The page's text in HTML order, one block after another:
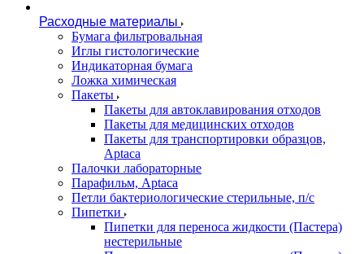
Расходные материалы
Бумага фильтровальная
Иглы гистологические
Индикаторная бумага
Ложка химическая
Пакеты
Пакеты для автоклавирования отходов
Пакеты для медицинских отходов
Пакеты для транспортировки образцов,
Aptaca
Палочки лабораторные
Парафильм, Aptaca
Петли бактериологические стерильные, п/с
Пипетки
Пипетки для переноса жидкости (Пастера)
нестерильные